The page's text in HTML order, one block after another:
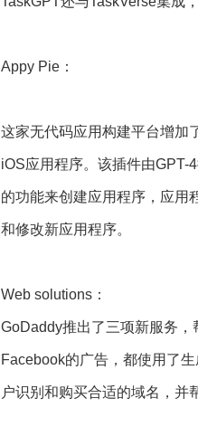
Appy Pie：
这家无代码应用构建平台增加
iOS应用程序。该插件由GPT-
的功能来创建应用程序，应用
和修改新应用程序。
Web solutions：
GoDaddy推出了三项新服务
Facebook的广告，都使用了
户识别和购买合适的域名，并